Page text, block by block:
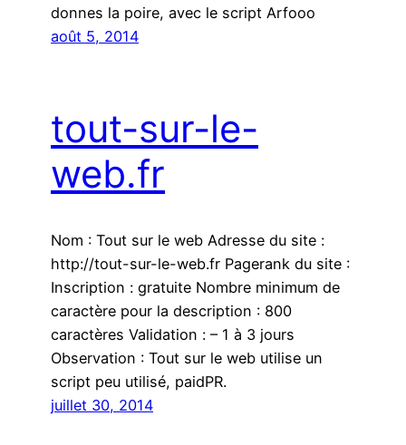
donnes la poire, avec le script Arfooo
août 5, 2014
tout-sur-le-
web.fr
Nom : Tout sur le web Adresse du site :
http://tout-sur-le-web.fr Pagerank du site :
Inscription : gratuite Nombre minimum de
caractère pour la description : 800
caractères Validation : – 1 à 3 jours
Observation : Tout sur le web utilise un
script peu utilisé, paidPR.
juillet 30, 2014